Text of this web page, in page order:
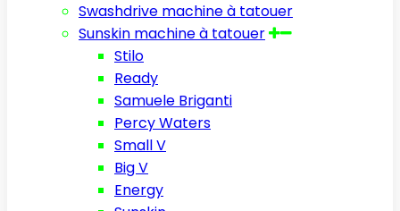
Swashdrive machine à tatouer
Sunskin machine à tatouer
Stilo
Ready
Samuele Briganti
Percy Waters
Small V
Big V
Energy